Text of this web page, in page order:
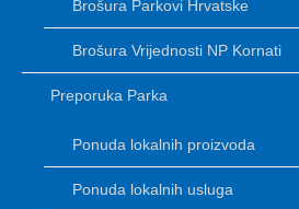
Brošura Parkovi Hrvatske
Brošura Vrijednosti NP Kornati
Preporuka Parka
Ponuda lokalnih proizvoda
Ponuda lokalnih usluga